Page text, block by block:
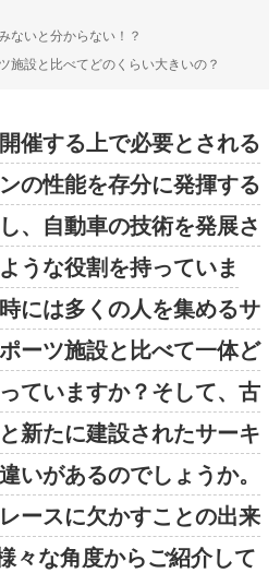
ないと分からない！？
施設と比べてどのくらい大きいの？
催する上で必要とされる
の性能を存分に発揮する
、自動車の技術を発展さ
うな役割を持っていま
には多くの人を集めるサ
ーツ施設と比べて一体ど
ていますか？そして、古
新たに建設されたサーキ
いがあるのでしょうか。
ースに欠かすことの出来
々な角度からご紹介して